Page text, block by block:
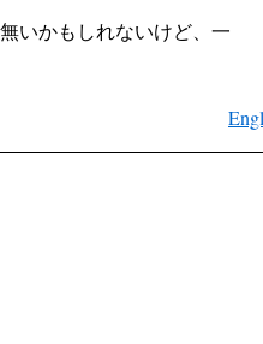
いかもしれないけど、一